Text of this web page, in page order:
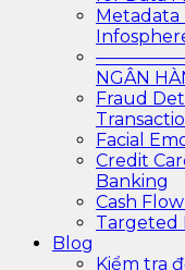
Metadata
NGÂN
Fraud
Facial
Credit
Banking
Cash
Targeted
Blog
Kiểm tra